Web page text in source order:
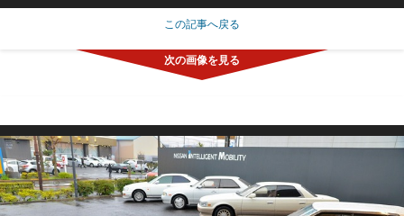
この記事へ戻る